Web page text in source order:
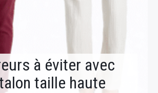
à éviter avec
taille haute